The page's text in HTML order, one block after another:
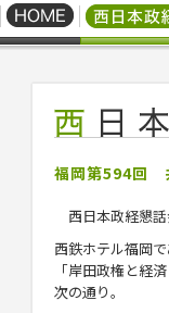
福岡第594回
西日本政経懇
西鉄ホテル福岡で
「岸田政権と経
次の通り。